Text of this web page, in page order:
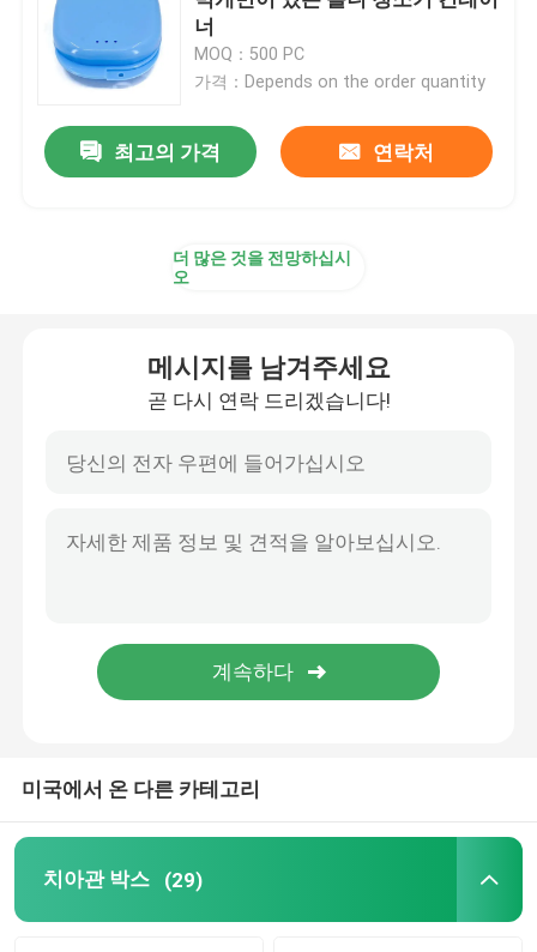
반사경과 얼라이너 경우
치아 얼라이너 추리
치아 실험실 교합기
직교 벽개면이 있는 연결선 제휴
치아 마멸 장비
침 이젝터 부분
너
MOQ：500 PC
가격：Depends on the order quantity
최고의 가격 연락처
더 많은 것을 전망하십시
오
메시지를 남겨주세요
곧 다시 연락 드리겠습니다!
미국에서 온 다른 카테고리
치아관 박스 (29)